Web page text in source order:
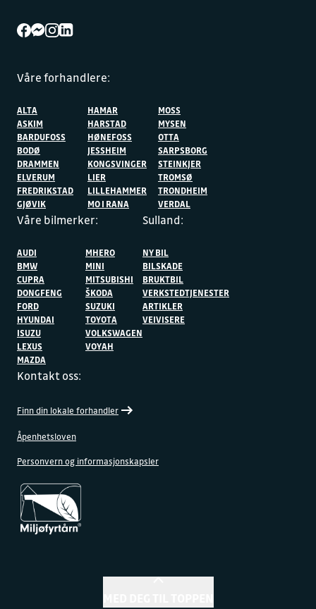
Våre forhandlere:
ALTA
ASKIM
BARDUFOSS
BODØ
DRAMMEN
ELVERUM
FREDRIKSTAD
GJØVIK
HAMAR
HARSTAD
HØNEFOSS
JESSHEIM
KONGSVINGER
LIER
LILLEHAMMER
MO I RANA
MOSS
MYSEN
OTTA
SARPSBORG
STEINKJER
TROMSØ
TRONDHEIM
VERDAL
Våre bilmerker:
AUDI
BMW
CUPRA
DONGFENG
FORD
HYUNDAI
ISUZU
LEXUS
MAZDA
MHERO
MINI
MITSUBISHI
ŠKODA
SUZUKI
TOYOTA
VOLKSWAGEN
VOYAH
Sulland:
NY BIL
BILSKADE
BRUKTBIL
VERKSTEDTJENESTER
ARTIKLER
VEIVISERE
Kontakt oss:
Finn din lokale forhandler
Åpenhetsloven
Personvern og informasjonskapsler